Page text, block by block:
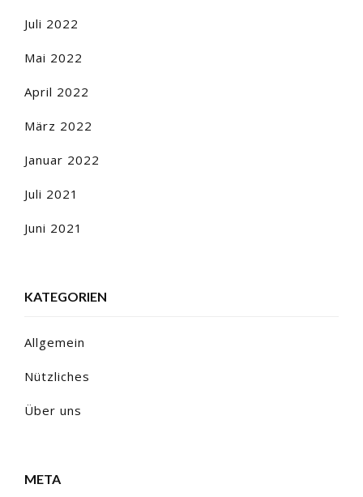
Juli 2022
Mai 2022
April 2022
März 2022
Januar 2022
Juli 2021
Juni 2021
KATEGORIEN
Allgemein
Nützliches
Über uns
META